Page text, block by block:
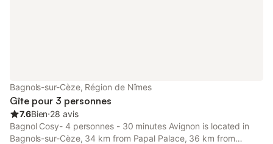
Bagnols-sur-Cèze, Région de Nîmes
Gîte pour 3 personnes
7.6Bien⋅28 avis
Bagnol Cosy- 4 personnes - 30 minutes Avignon is located in
Bagnols-sur-Cèze, 34 km from Papal Palace, 36 km from